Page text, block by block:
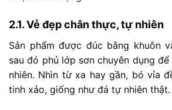
2.1.Vẻ đẹpchânthực,tự nhiên
Sản phẩm được đúc bằng khuôn
sauđó phủ lớp sơnchuyên dụng để
nhiên. Nhìn từ xa haygần, bó vỉa
tinh xảo, giống như đá tự nhiên thật.